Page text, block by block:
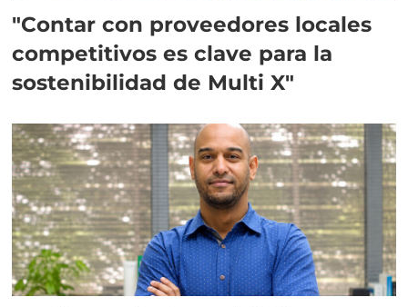
"Contar con proveedores locales
competitivos es clave para la
sostenibilidad de Multi X"